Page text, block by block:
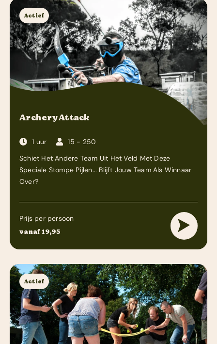
Actief
Archery Attack
1 uur
15 - 250
Schiet Het Andere Team Uit Het Veld Met Deze
Speciale Stompe Pijlen... Blijft Jouw Team Als Winnaar
Over?
Prijs per persoon
vanaf 19,95
Actief